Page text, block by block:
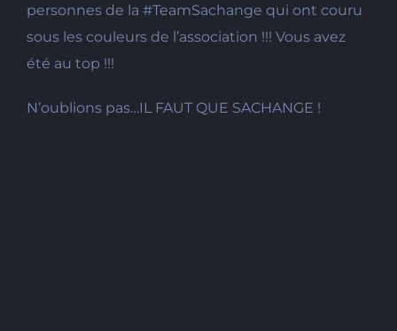
personnes de la #TeamSachange qui ont couru
sous les couleurs de l’association !!! Vous avez
été au top !!!
N’oublions pas…IL FAUT QUE SACHANGE !